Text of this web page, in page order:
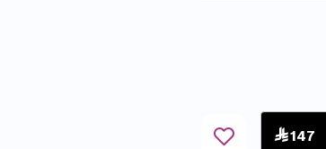
 147